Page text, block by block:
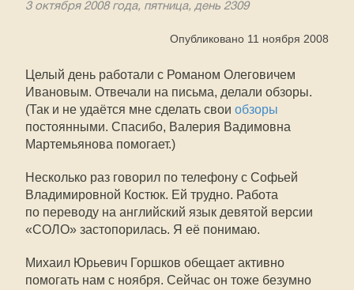
3 октября 2008 года, пятница, день 2309
Опубликовано 11 ноября 2008
Целый день работали с Романом Олеговичем
Ивановым. Отвечали на письма, делали обзоры.
(Так и не удаётся мне сделать свои обзоры
постоянными. Спасибо, Валерия Вадимовна
Мартемьянова помогает.)
Несколько раз говорил по телефону с Софьей
Владимировной Костюк. Ей трудно. Работа
по переводу на английский язык девятой версии
«СОЛО» застопорилась. Я её понимаю.
Михаил Юрьевич Горшков обещает активно
помогать нам с ноября. Сейчас он тоже безумно